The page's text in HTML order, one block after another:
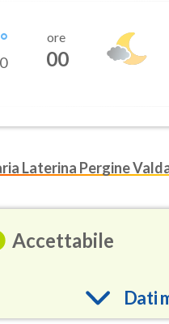
°
0
ore
00
Laterina Pergine
Accettabile
Dati